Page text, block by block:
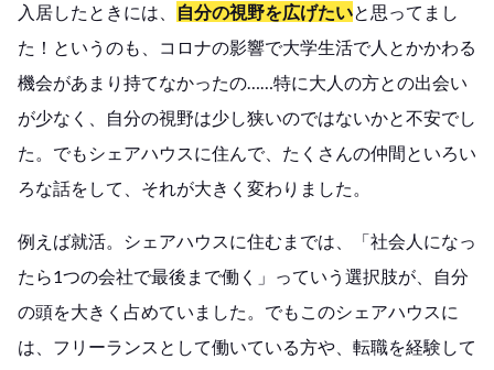
入居したときには、
自分の視野を広げたいと思ってまし
た！というのも、コロナの影響で大学生活で人とかかわる
機会があまり持てなかったの……特に大人の方との出会い
が少なく、自分の視野は少し狭いのではないかと不安でし
た。でもシェアハウスに住んで、たくさんの仲間といろい
ろな話をして、それが大きく変わりました。
例えば就活。シェアハウスに住むまでは、「社会人になっ
たら1つの会社で最後まで働く」っていう選択肢が、自分
の頭を大きく占めていました。でもこのシェアハウスに
は、フリーランスとして働いている方や、転職を経験して